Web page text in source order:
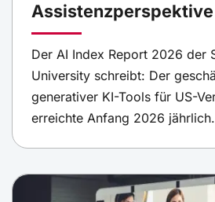
Assistenzperspektive
Der AI Index Report 2026 der
University schreibt: Der
generativer KI-Tools für US-
erreichte Anfang 2026